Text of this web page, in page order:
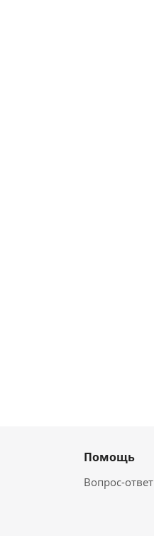
Помощь
Вопрос-ответ